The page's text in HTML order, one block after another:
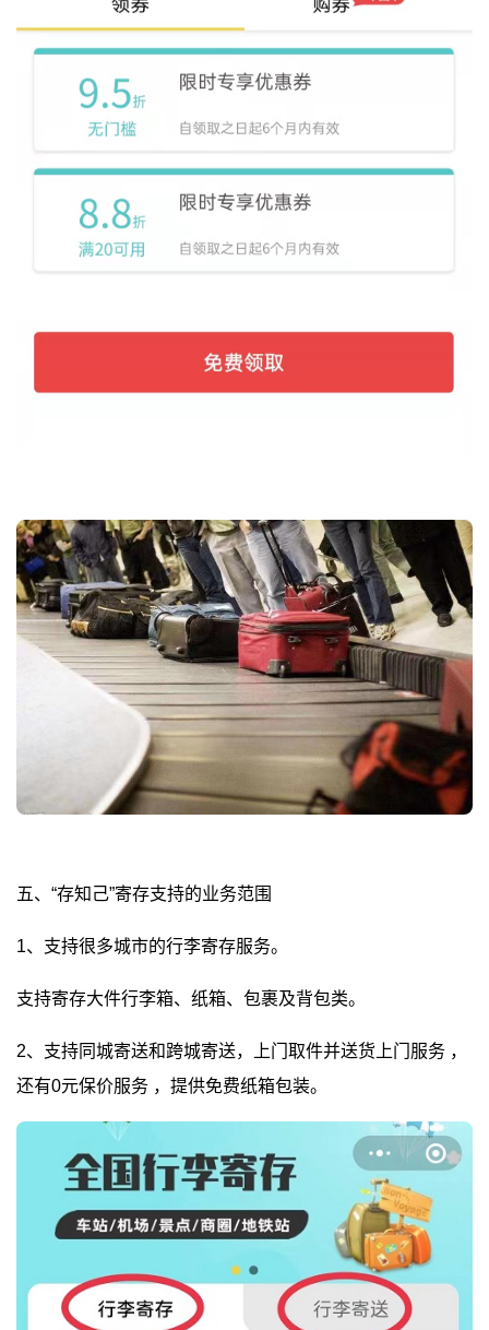
五、“存知己”寄存支持的业务范围
1、支持很多城市的行李寄存服务。
支持寄存大件行李箱、纸箱、包裹及背包类。
2、支持同城寄送和跨城寄送，上门取件并送货上门服务 ，
还有0元保价服务 ，提供免费纸箱包装。